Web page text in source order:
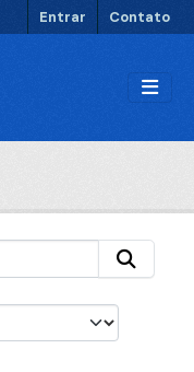
Entrar Contato